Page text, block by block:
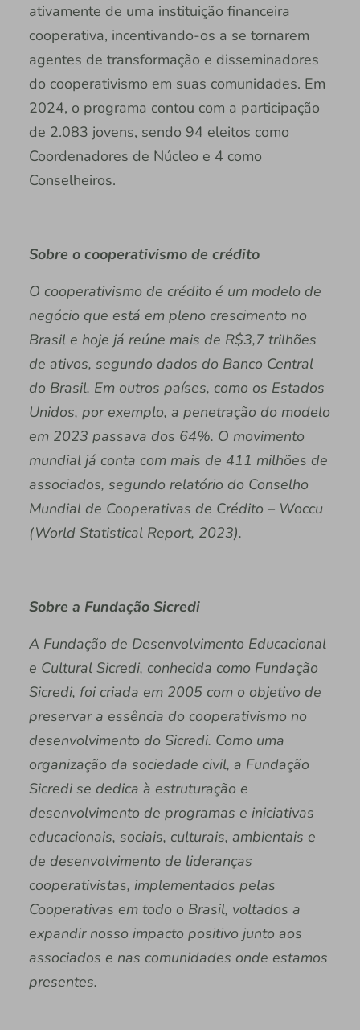
ativamente de uma instituição financeira
cooperativa, incentivando-os a se tornarem
agentes de transformação e disseminadores
do cooperativismo em suas comunidades. Em
2024, o programa contou com a participação
de 2.083 jovens, sendo 94 eleitos como
Coordenadores de Núcleo e 4 como
Conselheiros.
Sobre o cooperativismo de crédito
O cooperativismo de crédito é um modelo de
negócio que está em pleno crescimento no
Brasil e hoje já reúne mais de R$3,7 trilhões
de ativos, segundo dados do Banco Central
do Brasil. Em outros países, como os Estados
Unidos, por exemplo, a penetração do modelo
em 2023 passava dos 64%. O movimento
mundial já conta com mais de 411 milhões de
associados, segundo relatório do Conselho
Mundial de Cooperativas de Crédito – Woccu
(World Statistical Report, 2023).
Sobre a Fundação Sicredi
A Fundação de Desenvolvimento Educacional
e Cultural Sicredi, conhecida como Fundação
Sicredi, foi criada em 2005 com o objetivo de
preservar a essência do cooperativismo no
desenvolvimento do Sicredi. Como uma
organização da sociedade civil, a Fundação
Sicredi se dedica à estruturação e
desenvolvimento de programas e iniciativas
educacionais, sociais, culturais, ambientais e
de desenvolvimento de lideranças
cooperativistas, implementados pelas
Cooperativas em todo o Brasil, voltados a
expandir nosso impacto positivo junto aos
associados e nas comunidades onde estamos
presentes.